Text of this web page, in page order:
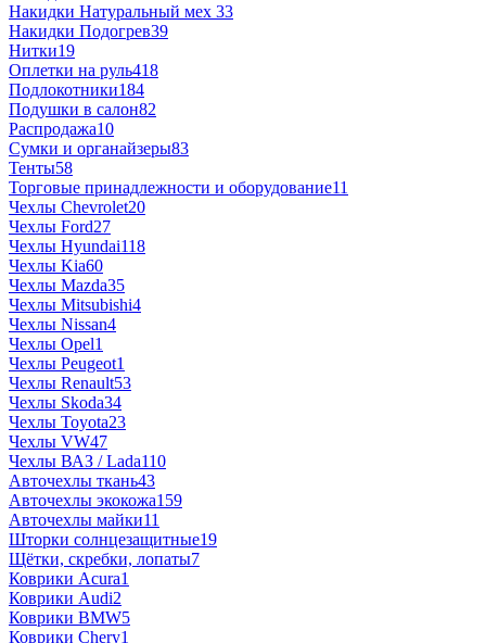
Накидки Натуральный мех 33
Накидки Подогрев39
Нитки19
Оплетки на руль418
Подлокотники184
Подушки в салон82
Распродажа10
Сумки и органайзеры83
Тенты58
Торговые принадлежности и оборудование11
Чехлы Chevrolet20
Чехлы Ford27
Чехлы Hyundai118
Чехлы Kia60
Чехлы Mazda35
Чехлы Mitsubishi4
Чехлы Nissan4
Чехлы Opel1
Чехлы Peugeot1
Чехлы Renault53
Чехлы Skoda34
Чехлы Toyota23
Чехлы VW47
Чехлы ВАЗ / Lada110
Авточехлы ткань43
Авточехлы экокожа159
Авточехлы майки11
Шторки солнцезащитные19
Щётки, скребки, лопаты7
Коврики Acura1
Коврики Audi2
Коврики BMW5
Коврики Chery1